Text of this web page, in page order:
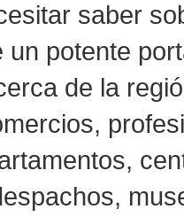
saber
un potente
de la